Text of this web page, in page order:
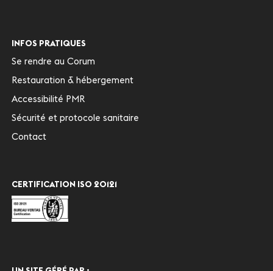
INFOS PRATIQUES
Se rendre au Corum
Restauration & hébergement
Accessibilité PMR
Sécurité et protocole sanitaire
Contact
CERTIFICATION ISO 20121